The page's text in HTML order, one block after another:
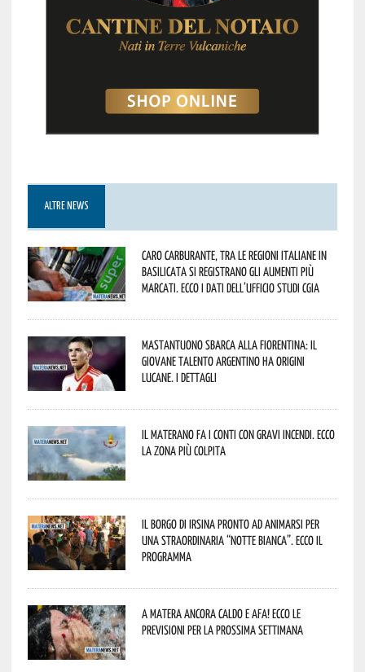
ALTRE NEWS
Caro carburante, tra le regioni italiane in
Basilicata si registrano gli aumenti più
marcati. Ecco i dati dell’Ufficio studi CGIA
Mastantuono sbarca alla Fiorentina: il
giovane talento argentino ha origini
lucane. I dettagli
Il materano fa i conti con gravi incendi. Ecco
la zona più colpita
Il borgo di Irsina pronto ad animarsi per
una straordinaria “Notte Bianca”. Ecco il
programma
A Matera ancora caldo e afa! Ecco le
previsioni per la prossima settimana